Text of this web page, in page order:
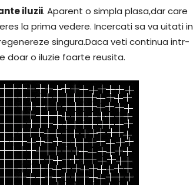
iluzii. Aparent o simpla plasa,dar care
la prima vedere. Incercati sa va uitati in
singura.Daca veti continua intr-
doar o iluzie foarte reusita.